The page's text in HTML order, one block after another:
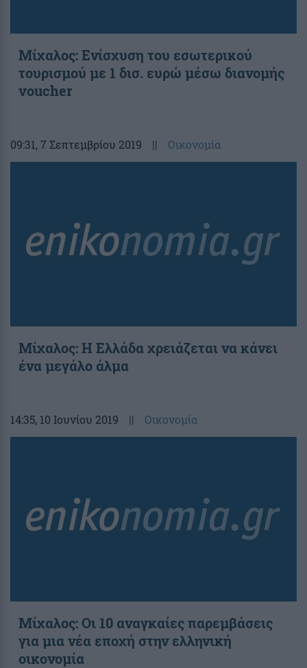
Μίχαλος: Ενίσχυση του εσωτερικού
τουρισμού με 1 δισ. ευρώ μέσω διανομής
voucher
09:31, 7 Σεπτεμβρίου 2019 || Οικονομία
Μίχαλος: Η Ελλάδα χρειάζεται να κάνει
ένα μεγάλο άλμα
14:35, 10 Ιουνίου 2019 || Οικονομία
Μίχαλος: Οι 10 αναγκαίες παρεμβάσεις
για μια νέα εποχή στην ελληνική
οικονομία